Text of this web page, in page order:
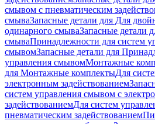
смывом с пневматическим
смываЗапасные детали для Для
одинарного смываЗапасные детали
смываПринадлежности для систем
смывомЗапасные детали для
управления смывомМонтажные
для Монтажные комплектыДля
электронным задействованием
систем управления смывом с
задействованиемДля систем
пневматическим задействованием